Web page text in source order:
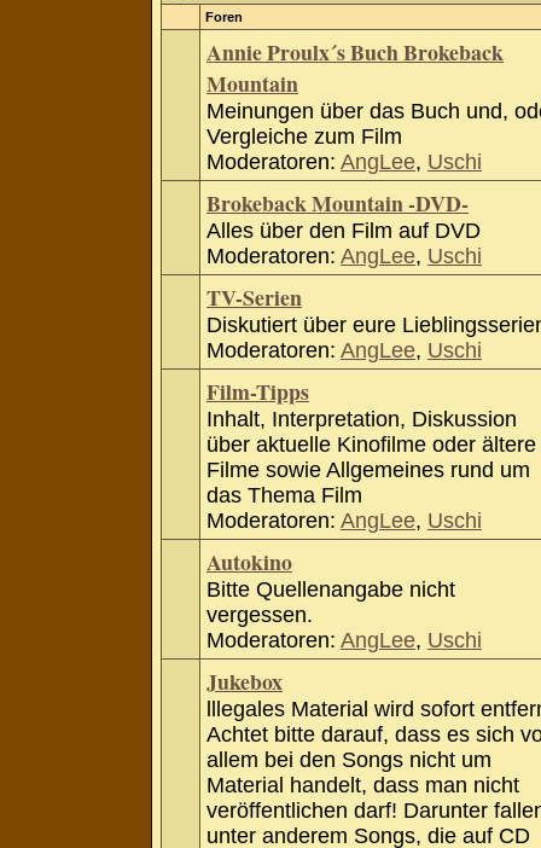
Foren
Annie Proulx´s Buch Brokeback
Mountain
Meinungen über das Buch und,
Vergleiche zum Film
Moderatoren: AngLee, Uschi
Brokeback Mountain -DVD-
Alles über den Film auf DVD
Moderatoren: AngLee, Uschi
TV-Serien
Diskutiert über eure
Moderatoren: AngLee, Uschi
Film-Tipps
Inhalt, Interpretation, Diskussion
über aktuelle Kinofilme oder ältere
Filme sowie Allgemeines rund um
das Thema Film
Moderatoren: AngLee, Uschi
Autokino
Bitte Quellenangabe nicht
vergessen.
Moderatoren: AngLee, Uschi
Jukebox
lllegales Material wird sofort
Achtet bitte darauf, dass es sich
allem bei den Songs nicht um
Material handelt, dass man nicht
veröffentlichen darf! Darunter
unter anderem Songs, die auf CD